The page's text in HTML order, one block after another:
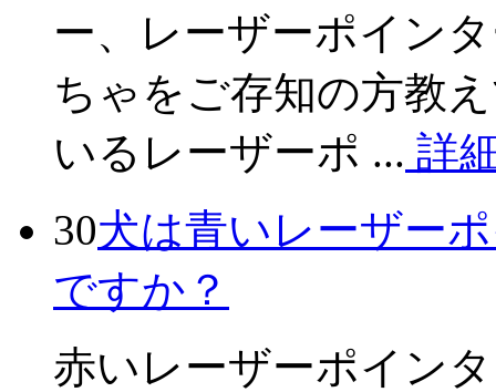
ー、レーザーポイン
ちゃをご存知の方教
いるレーザーポ ... 詳
30犬は青いレーザー
ですか？
赤いレーザーポイン